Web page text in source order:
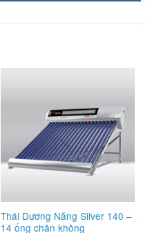
Thái Dương Năng Silver 140 –
14 ống chân không